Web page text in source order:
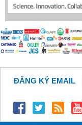
ĐĂNG KÝ EMAIL